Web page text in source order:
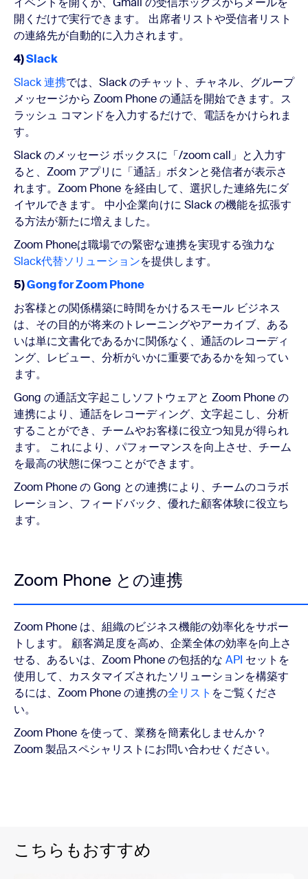
開くだけで実行できます。 出席者リストや受信者リスト
の連絡先が自動的に入力されます。
4)Slack
Slack 連携では、Slack のチャット、チャネル、グループ
メッセージから Zoom Phone の通話を開始できます。ス
ラッシュ コマンドを入力するだけで、電話をかけられま
す。
Slack のメッセージ ボックスに「/zoom call」と入力す
ると、Zoom アプリに「通話」ボタンと発信者が表示さ
れます。Zoom Phone を経由して、選択した連絡先にダ
イヤルできます。 中小企業向けに Slack の機能を拡張す
る方法が新たに増えました。
Zoom Phoneは職場での緊密な連携を実現する強力な
Slack代替ソリューションを提供します。
5)Gong for Zoom Phone
お客様との関係構築に時間をかけるスモール ビジネス
は、その目的が将来のトレーニングやアーカイブ、ある
いは単に文書化であるかに関係なく、通話のレコーディ
ング、レビュー、分析がいかに重要であるかを知ってい
ます。
Gong の通話文字起こしソフトウェアと Zoom Phone の
連携により、通話をレコーディング、文字起こし、分析
することができ、チームやお客様に役立つ知見が得られ
ます。 これにより、パフォーマンスを向上させ、チーム
を最高の状態に保つことができます。
Zoom Phone の Gong との連携により、チームのコラボ
レーション、フィードバック、優れた顧客体験に役立ち
ます。
Zoom Phone との連携
Zoom Phone は、組織のビジネス機能の効率化をサポー
トします。 顧客満足度を高め、企業全体の効率を向上さ
せる、あるいは、Zoom Phone の包括的な API セットを
使用して、カスタマイズされたソリューションを構築す
るには、Zoom Phone の連携の全リスト をご覧くださ
い。
Zoom Phone を使って、業務を簡素化しませんか？
Zoom 製品スペシャリストにお問い合わせください。
こちらもおすすめ